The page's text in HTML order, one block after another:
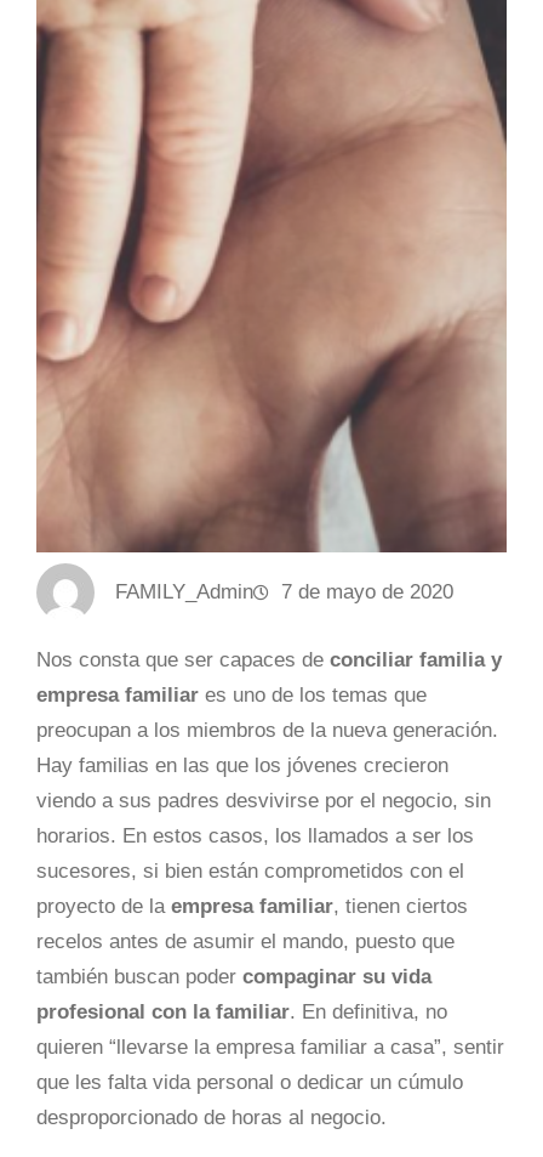
FAMILY_Admin 7 de mayo de 2020
Nos consta que ser capaces de conciliar familia y
empresa familiar es uno de los temas que
preocupan a los miembros de la nueva generación.
Hay familias en las que los jóvenes crecieron
viendo a sus padres desvivirse por el negocio, sin
horarios. En estos casos, los llamados a ser los
sucesores, si bien están comprometidos con el
proyecto de la empresa familiar, tienen ciertos
recelos antes de asumir el mando, puesto que
también buscan poder compaginar su vida
profesional con la familiar. En definitiva, no
quieren “llevarse la empresa familiar a casa”, sentir
que les falta vida personal o dedicar un cúmulo
desproporcionado de horas al negocio.